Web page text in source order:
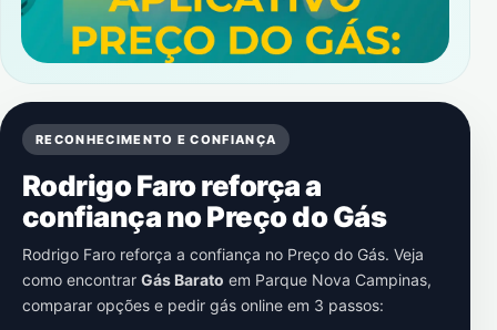
RECONHECIMENTO E CONFIANÇA
Rodrigo Faro reforça a
confiança no Preço do Gás
Rodrigo Faro reforça a confiança no Preço do Gás. Veja
como encontrar Gás Barato em Parque Nova Campinas,
comparar opções e pedir gás online em 3 passos: